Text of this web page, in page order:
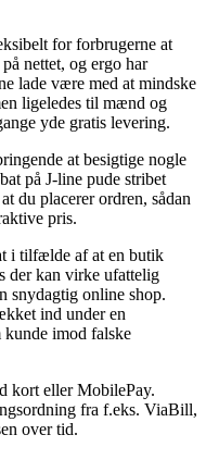
for forbrugerne at
nettet, og ergo har
lade være med at mindske
ligeledes til mænd og
yde gratis levering.
at besigtige nogle
på J-line pude stribet
du placerer ordren, sådan
pris.
i tilfælde af at en butik
der kan virke ufattelig
snydagtig online shop.
ind under en
kunde imod falske
kort eller MobilePay.
fra f.eks. ViaBill,
over tid.